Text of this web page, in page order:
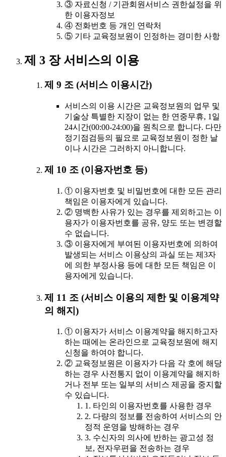
③ 자료신청 / 기관회원서비스 권한설정을 위
한 이용자정보
④ 전화번호 등 개인 연락처
⑤ 기타 교육정보원이 인정하는 경미한 사항
제 3 장 서비스의 이용
제 9 조 (서비스 이용시간)
서비스의 이용 시간은 교육정보원의 업무 및
기술상 특별한 지장이 없는 한 연중무휴, 1일
24시간(00:00-24:00)을 원칙으로 합니다. 다만
정기점검등의 필요로 교육정보원이 정한 날
이나 시간은 그러하지 아니합니다.
제 10 조 (이용자번호 등)
① 이용자번호 및 비밀번호에 대한 모든 관리
책임은 이용자에게 있습니다.
② 명백한 사유가 있는 경우를 제외하고는 이
용자가 이용자번호를 공유, 양도 또는 변경할
수 없습니다.
③ 이용자에게 부여된 이용자번호에 의하여
발생되는 서비스 이용상의 과실 또는 제3자
에 의한 부정사용 등에 대한 모든 책임은 이
용자에게 있습니다.
제 11 조 (서비스 이용의 제한 및 이용계약
의 해지)
① 이용자가 서비스 이용계약을 해지하고자
하는 때에는 온라인으로 교육정보원에 해지
신청을 하여야 합니다.
② 교육정보원은 이용자가 다음 각 호에 해당
하는 경우 사전통지 없이 이용계약을 해지하
거나 전부 또는 일부의 서비스 제공을 중지할
수 있습니다.
1. 타인의 이용자번호를 사용한 경우
2. 다량의 정보를 전송하여 서비스의 안
정적 운영을 방해하는 경우
3. 수신자의 의사에 반하는 광고성 정
보, 전자우편을 전송하는 경우